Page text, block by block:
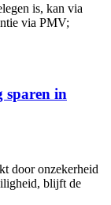
is, kan via
via PMV;
sparen in
door onzekerheid
blijft de